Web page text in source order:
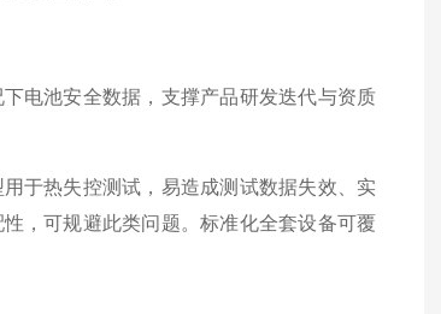
电池安全数据，支撑产品研发迭代与资质
于热失控测试，易造成测试数据失效、实
，可规避此类问题。标准化全套设备可覆